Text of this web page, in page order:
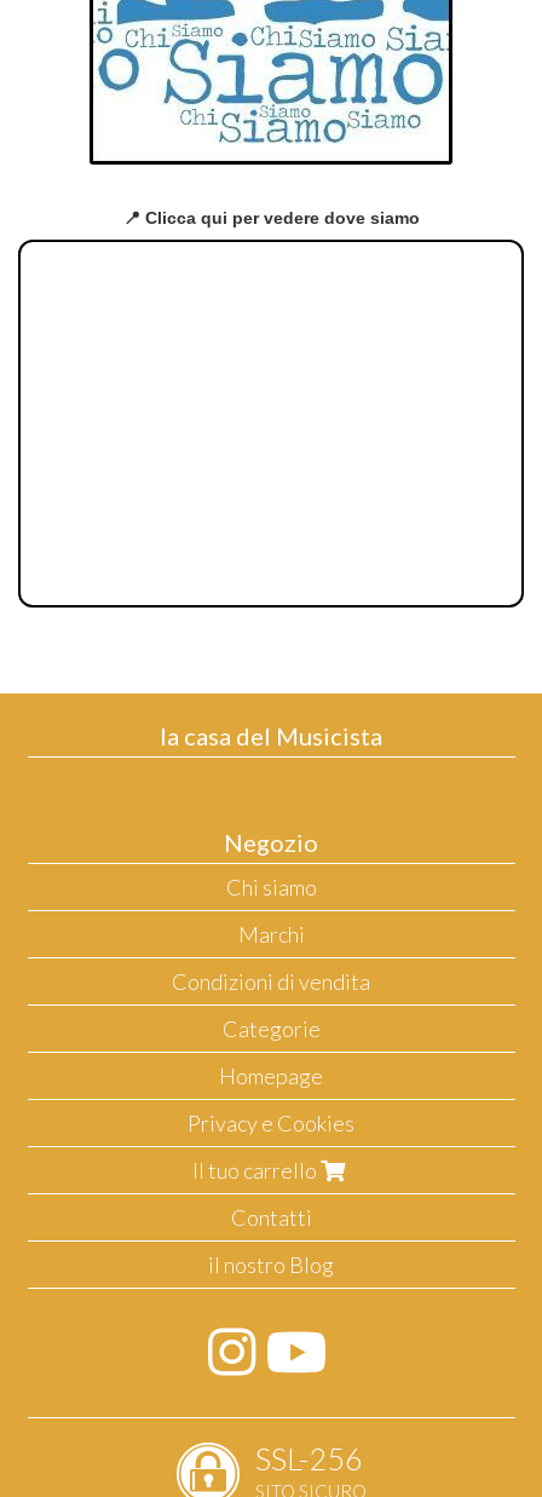
📍 Clicca qui per vedere dove siamo
la casa del Musicista
Negozio
Chi siamo
Marchi
Condizioni di vendita
Categorie
Homepage
Privacy e Cookies
Il tuo carrello
Contatti
il nostro Blog
SSL-256
SITO SICURO